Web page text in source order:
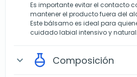
Es importante evitar el contacto
mantener el producto fuera del
Este bálsamo es ideal para
cuidado labial intensivo y natural.
expand_more Composición